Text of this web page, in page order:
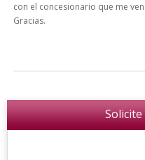
con el concesionario que me
Gracias.